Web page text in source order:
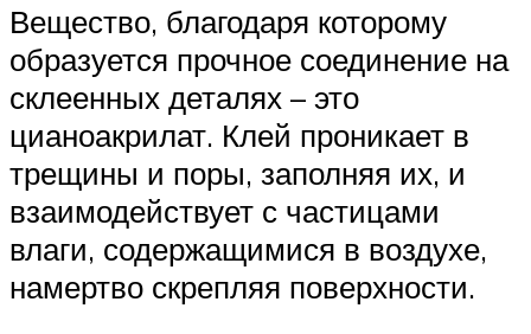
Вещество, благодаря которому
образуется прочное соединение на
склеенных деталях – это
цианоакрилат. Клей проникает в
трещины и поры, заполняя их, и
взаимодействует с частицами
влаги, содержащимися в воздухе,
намертво скрепляя поверхности.